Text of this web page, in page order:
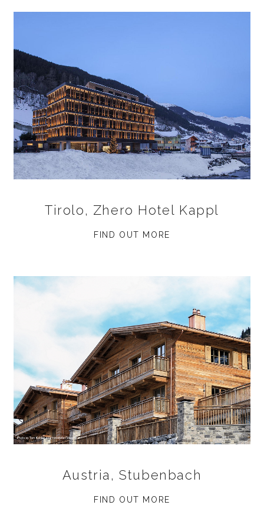
Tirolo, Zhero Hotel Kappl
FIND OUT MORE
Austria, Stubenbach
FIND OUT MORE